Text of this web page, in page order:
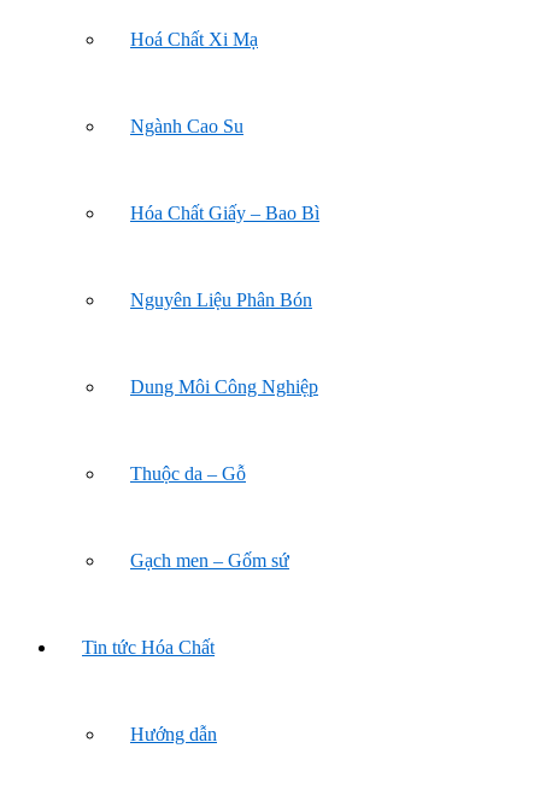
Hoá Chất Xi Mạ
Ngành Cao Su
Hóa Chất Giấy – Bao Bì
Nguyên Liệu Phân Bón
Dung Môi Công Nghiệp
Thuộc da – Gỗ
Gạch men – Gốm sứ
Tin tức Hóa Chất
Hướng dẫn